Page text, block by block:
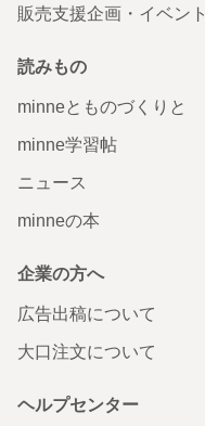
販売支援企画・イベント
読みもの
minneとものづくりと
minne学習帖
ニュース
minneの本
企業の方へ
広告出稿について
大口注文について
ヘルプセンター